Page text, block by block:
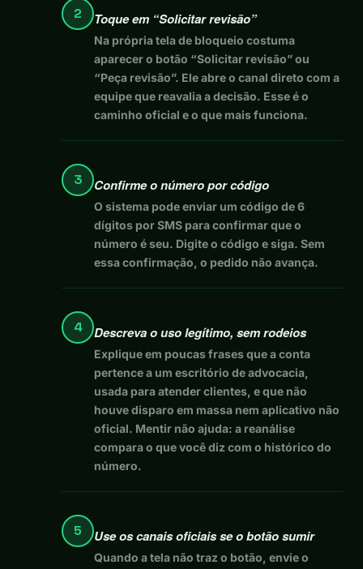
2 Toque em “Solicitar revisão”
Na própria tela de bloqueio costuma
aparecer o botão “Solicitar revisão” ou
“Peça revisão”. Ele abre o canal direto com a
equipe que reavalia a decisão. Esse é o
caminho oficial e o que mais funciona.
3 Confirme o número por código
O sistema pode enviar um código de 6
dígitos por SMS para confirmar que o
número é seu. Digite o código e siga. Sem
essa confirmação, o pedido não avança.
4 Descreva o uso legítimo, sem rodeios
Explique em poucas frases que a conta
pertence a um escritório de advocacia,
usada para atender clientes, e que não
houve disparo em massa nem aplicativo não
oficial. Mentir não ajuda: a reanálise
compara o que você diz com o histórico do
número.
5 Use os canais oficiais se o botão sumir
Quando a tela não traz o botão, envie o